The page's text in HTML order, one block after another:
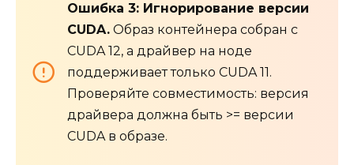
Ошибка 3: Игнорирование версии
CUDA. Образ контейнера собран с
CUDA 12, а драйвер на ноде
поддерживает только CUDA 11.
Проверяйте совместимость: версия
драйвера должна быть >= версии
CUDA в образе.